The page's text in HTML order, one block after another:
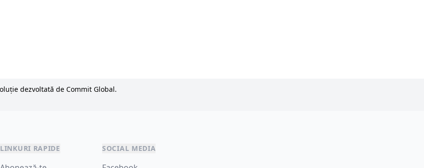
dezvoltată de Commit Global.
LINKURI RAPIDE SOCIAL MEDIA